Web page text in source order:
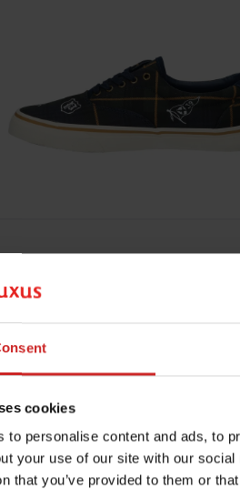
cookies
to personalise content and ads, to
your use of our site with our
that you’ve provided to them or